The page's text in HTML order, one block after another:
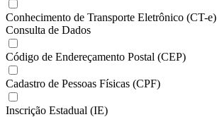
Conhecimento de Transporte Eletrônico (CT-e)
Consulta de Dados
Código de Endereçamento Postal (CEP)
Cadastro de Pessoas Físicas (CPF)
Inscrição Estadual (IE)